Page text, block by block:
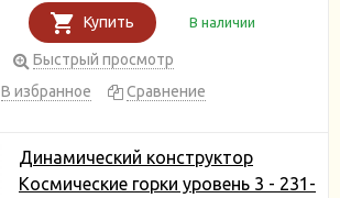
Купить В наличии
Быстрый просмотр
В избранное
Сравнение
Динамический конструктор
Космические горки уровень 3 - 231-